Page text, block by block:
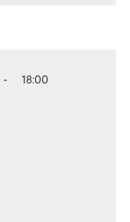
- 18:00